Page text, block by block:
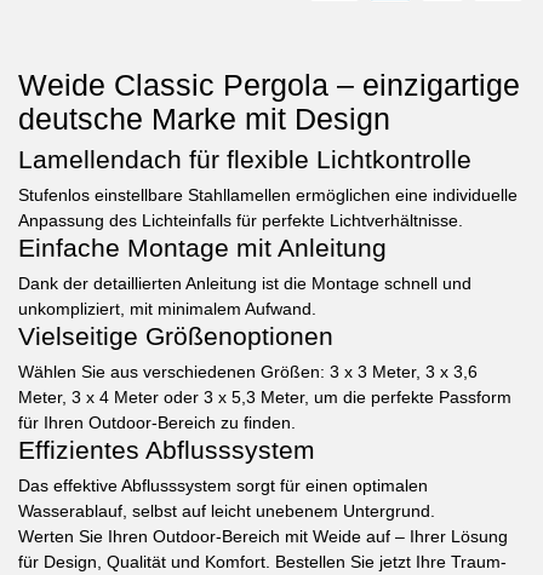
Weide Classic Pergola – einzigartige
deutsche Marke mit Design
Lamellendach für flexible Lichtkontrolle
Stufenlos einstellbare Stahllamellen ermöglichen eine individuelle
Anpassung des Lichteinfalls für perfekte Lichtverhältnisse.
Einfache Montage mit Anleitung
Dank der detaillierten Anleitung ist die Montage schnell und
unkompliziert, mit minimalem Aufwand.
Vielseitige Größenoptionen
Wählen Sie aus verschiedenen Größen: 3 x 3 Meter, 3 x 3,6
Meter, 3 x 4 Meter oder 3 x 5,3 Meter, um die perfekte Passform
für Ihren Outdoor-Bereich zu finden.
Effizientes Abflusssystem
Das effektive Abflusssystem sorgt für einen optimalen
Wasserablauf, selbst auf leicht unebenem Untergrund.
Werten Sie Ihren Outdoor-Bereich mit Weide auf – Ihrer Lösung
für Design, Qualität und Komfort. Bestellen Sie jetzt Ihre Traum-